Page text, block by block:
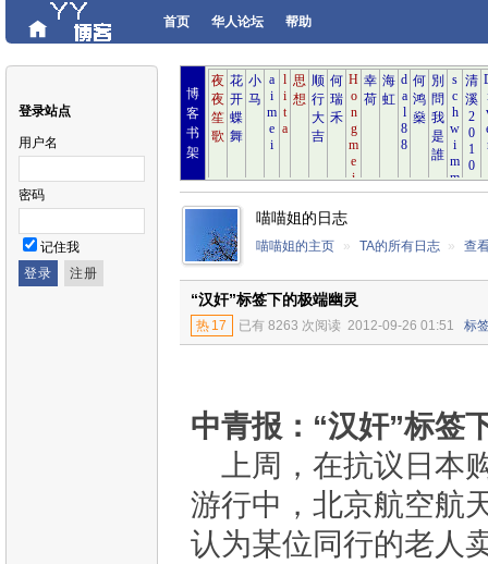
首页 华人论坛 帮助
登录站点
用户名
密码
记住我
博
客
书
架
喵喵姐的日志
喵喵姐的主页 » TA的所有日志 » 查
“汉奸”标签下的极端幽灵
热 17 已有 8263 次阅读 2012-09-26 01:51 标
中青报：“汉奸”标签
上周，在抗议日本
游行中，北京航空航
认为某位同行的老人